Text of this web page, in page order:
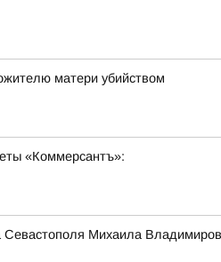
матери убийством
«Коммерсантъ»:
Михаила